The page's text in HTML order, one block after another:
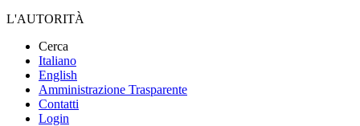
L'AUTORITÀ
Cerca
Italiano
English
Amministrazione Trasparente
Contatti
Login